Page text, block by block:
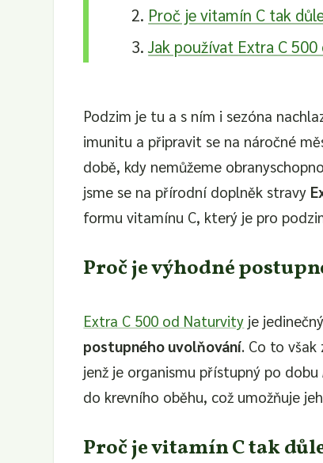
Proč je vitamín C tak
Jak používat Extra C
Podzim je tu a s ním i sezóna
imunitu a připravit se na náročné
době, kdy nemůžeme
jsme se na přírodní doplněk stravy
formu vitamínu C, který je pro
Proč je výhodné
Extra C 500 od Naturvity je
postupného uvolňování. Co to však
jenž je organismu přístupný po dobu
do krevního oběhu, což umožňuje
Proč je vitamín C tak